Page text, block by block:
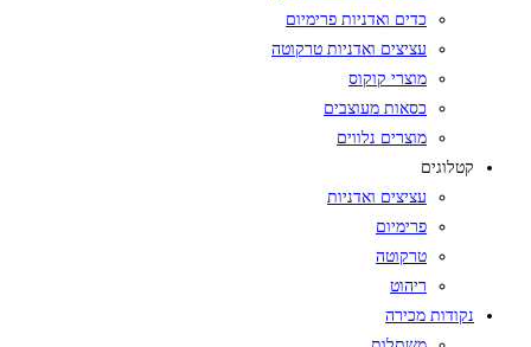
כדים ואדניות פרימיום
עציצים ואדניות טרקוטה
מוצרי קוקוס
כסאות מעוצבים
מוצרים נלווים
קטלוגים
עציצים ואדניות
פרימיום
טרקוטה
ריהוט
נקודות מכירה